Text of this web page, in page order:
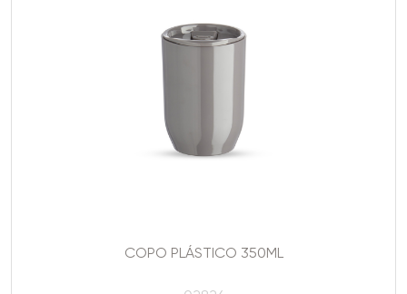
COPO PLÁSTICO 350ML